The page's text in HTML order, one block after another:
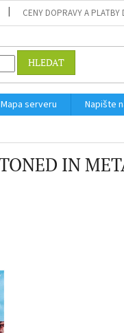
CENY DOPRAVY A PLATBY
HLEDAT
Mapa serveru Napište
IN